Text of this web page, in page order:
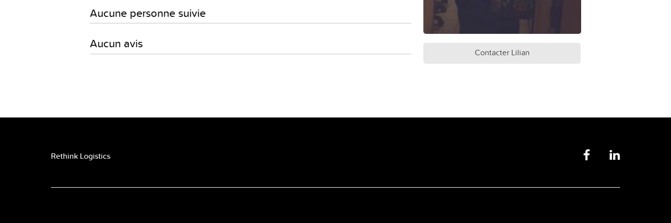
Aucune personne suivie
Aucun avis
Contacter Lilian
Rethink Logistics